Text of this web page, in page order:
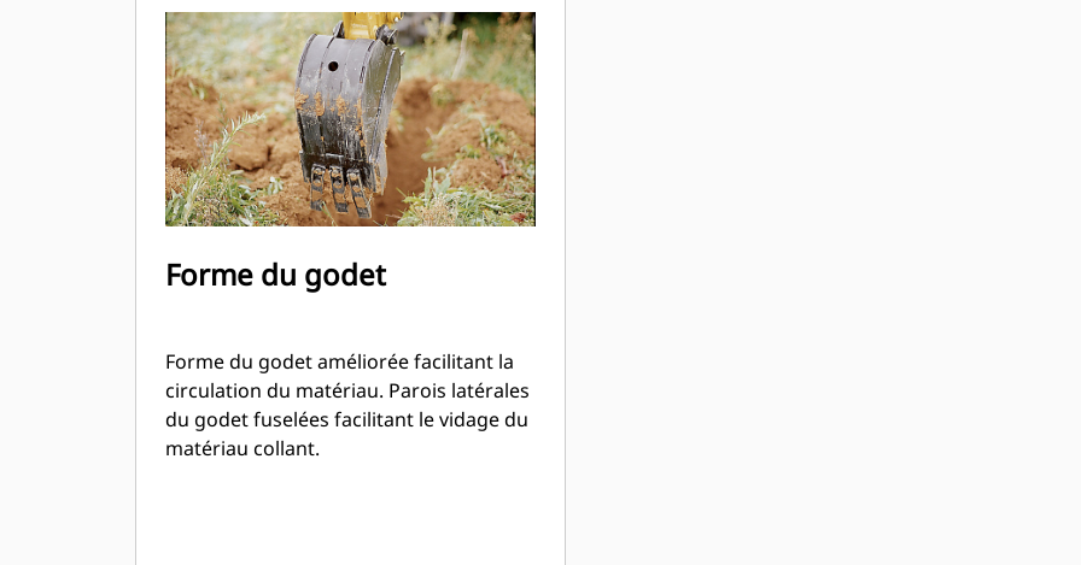
Forme du godet
Forme du godet améliorée facilitant la
circulation du matériau. Parois latérales
du godet fuselées facilitant le vidage du
matériau collant.